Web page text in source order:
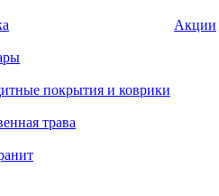
покрытия и коврики
трава
Акции